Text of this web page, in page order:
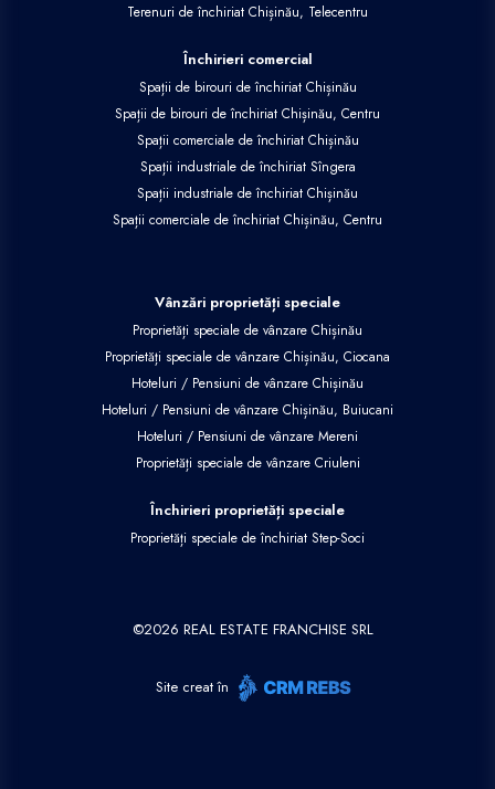
Terenuri de închiriat Chișinău, Telecentru
Închirieri comercial
Spații de birouri de închiriat Chișinău
Spații de birouri de închiriat Chișinău, Centru
Spații comerciale de închiriat Chișinău
Spații industriale de închiriat Sîngera
Spații industriale de închiriat Chișinău
Spații comerciale de închiriat Chișinău, Centru
Vânzări proprietăți speciale
Proprietăți speciale de vânzare Chișinău
Proprietăți speciale de vânzare Chișinău, Ciocana
Hoteluri / Pensiuni de vânzare Chișinău
Hoteluri / Pensiuni de vânzare Chișinău, Buiucani
Hoteluri / Pensiuni de vânzare Mereni
Proprietăți speciale de vânzare Criuleni
Închirieri proprietăți speciale
Proprietăți speciale de închiriat Step-Soci
©2026 REAL ESTATE FRANCHISE SRL
Site creat în